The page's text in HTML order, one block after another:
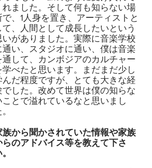
れました。そして何も知らない場
で、1人身を置き、アーティストと
て、人間として成長したいという
いがありました。実際に音楽学校
通い、スタジオに通い、僕は音楽
通して、カンボジアのカルチャー
学べたと思います。まだまだ少し
んだ程度ですが、とても大きな経
でした。改めて世界は僕の知らな
ことで溢れているなと思いまし
族から聞かされていた情報や家族
らのアドバイス等を教えて下さ